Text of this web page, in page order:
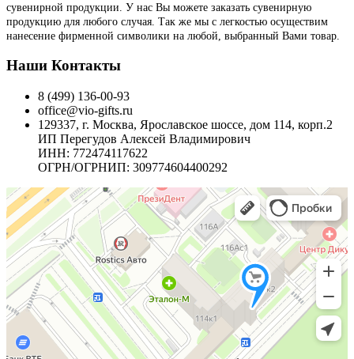
сувенирной продукции. У нас Вы можете заказать сувенирную
продукцию для любого случая. Так же мы с легкостью осуществим
нанесение фирменной символики на любой, выбранный Вами товар.
Наши Контакты
8 (499) 136-00-93
office@vio-gifts.ru
129337, г. Москва, Ярославское шоссе, дом 114, корп.2
ИП Перегудов Алексей Владимирович
ИНН: 772474117622
ОГРН/ОГРНИП: 309774604400292